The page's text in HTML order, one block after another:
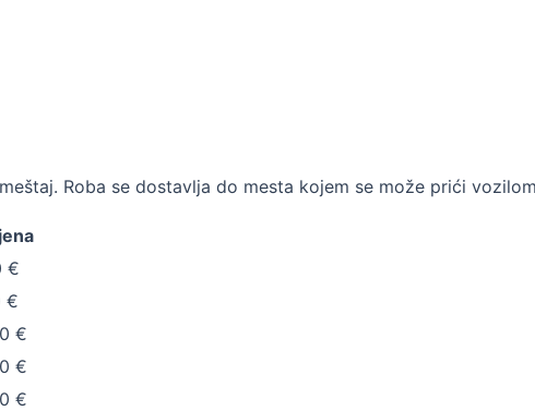
Roba se dostavlja do mesta kojem se može prići
€
€
€
€
€